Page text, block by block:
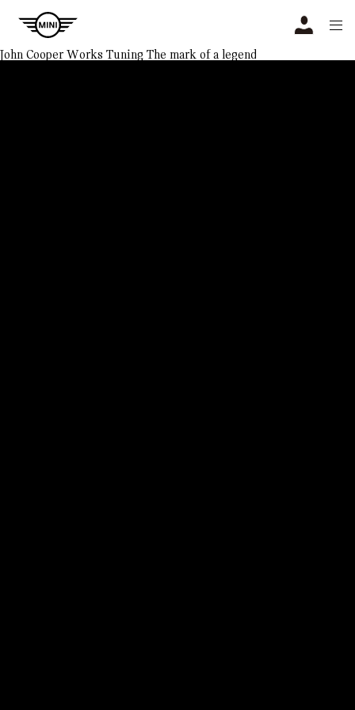
John Cooper Works Tuning The mark of a legend